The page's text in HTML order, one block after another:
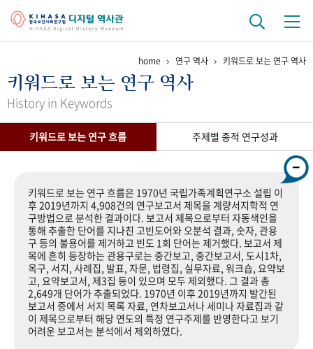
걸어온 길 기관 변천사 역대 기관장
연구 역사
기록물 아카이브
사진 아카이브 문서 기록물 행정박물 영상 기록물
+1주년 기념
성과 50선 숫자로 보는 50년 50+1주년 광장
세계와 함께 한 KIHASA
home 연구 역사 키워드로 보는 연구 역사
키워드로 보는 연구 역사
History in Keywords
키워드로 보는 연구 흐름 주제별 종적 연구성과
키워드로 보는 연구 흐름은 1970년 국립가족계획연구소 설립 이
후 2019년까지 4,908건의 연구보고서 제목을 계량서지학적 연
구방법으로 분석한 결과이다. 보고서 제목으로부터 자동색인을
통해 추출한 단어를 지나친 고빈도어와 오분석 결과, 숫자, 관용
구 등의 불용어를 제거하고 빈도 1회 단어는 제거했다. 보고서 제
목에 흔히 등장하는 관용구로는 중간보고, 중간보고서, 도시1차,
옥구, 서지, 사례집, 발표, 자문, 법령집, 실무자료, 워크숍, 요약보
고, 요약보고서, 제3집 등이 있으며 모두 제외했다. 그 결과 총
2,649개 단어가 추출되었다. 1970년 이후 2019년까지 발간된
보고서 중에서 서지 목록 자료, 연차보고서나 세미나 자료집과 같
이 제목으로부터 해당 연도의 특정 연구주제를 반영한다고 보기
어려운 보고서는 분석에서 제외하였다.